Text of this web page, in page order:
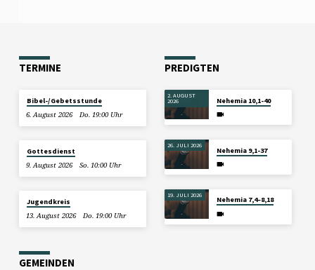
TERMINE
Bibel-/Gebetsstunde
6. August 2026
Do. 19:00 Uhr
Gottesdienst
9. August 2026
So. 10:00 Uhr
Jugendkreis
13. August 2026
Do. 19:00 Uhr
PREDIGTEN
2. AUGUST
2026 Nehemia 10,1-40
26. JULI 2026
Nehemia 9,1-37
19. JULI 2026
Nehemia 7,4–8,18
GEMEINDEN